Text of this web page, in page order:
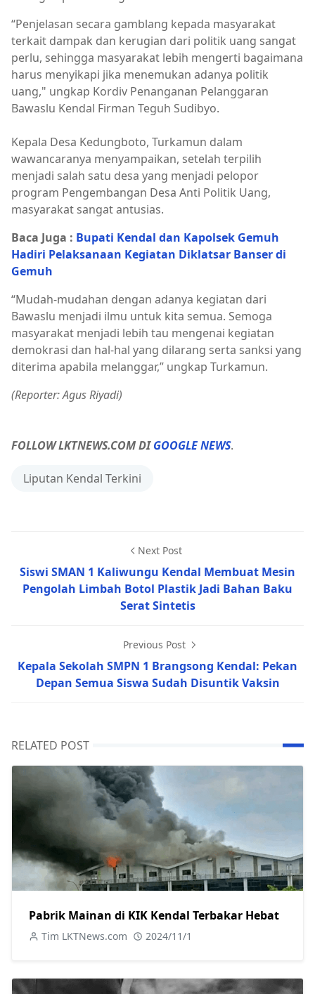
“Penjelasan secara gamblang kepada masyarakat
terkait dampak dan kerugian dari politik uang sangat
perlu, sehingga masyarakat lebih mengerti bagaimana
harus menyikapi jika menemukan adanya politik
uang," ungkap Kordiv Penanganan Pelanggaran
Bawaslu Kendal Firman Teguh Sudibyo.
Kepala Desa Kedungboto, Turkamun dalam
wawancaranya menyampaikan, setelah terpilih
menjadi salah satu desa yang menjadi pelopor
program Pengembangan Desa Anti Politik Uang,
masyarakat sangat antusias.
Baca Juga : Bupati Kendal dan Kapolsek Gemuh
Hadiri Pelaksanaan Kegiatan Diklatsar Banser di
Gemuh
“Mudah-mudahan dengan adanya kegiatan dari
Bawaslu menjadi ilmu untuk kita semua. Semoga
masyarakat menjadi lebih tau mengenai kegiatan
demokrasi dan hal-hal yang dilarang serta sanksi yang
diterima apabila melanggar,” ungkap Turkamun.
(Reporter: Agus Riyadi)
FOLLOW LKTNEWS.COM DIGOOGLE NEWS.
Liputan Kendal Terkini
Next Post
Siswi SMAN 1 Kaliwungu Kendal Membuat Mesin
Pengolah Limbah Botol Plastik Jadi Bahan Baku
Serat Sintetis
Previous Post
Kepala Sekolah SMPN 1 Brangsong Kendal: Pekan
Depan Semua Siswa Sudah Disuntik Vaksin
RELATED POST
Pabrik Mainan di KIK Kendal Terbakar Hebat
Tim LKTNews.com 2024/11/1